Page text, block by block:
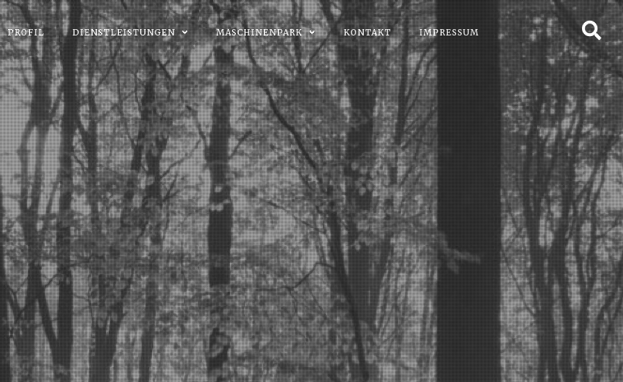
PROFIL DIENSTLEISTUNGEN MASCHINENPARK KONTAKT IMPRESSUM